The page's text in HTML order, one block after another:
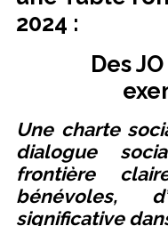
2024 :
Des
Une charte
dialogue
frontière
bénévoles,
significative